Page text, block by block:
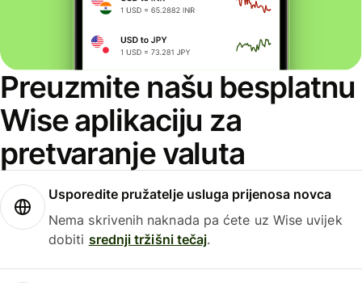
Preuzmite našu besplatnu
Wise aplikaciju za
pretvaranje valuta
Usporedite pružatelje usluga prijenosa novca
Nema skrivenih naknada pa ćete uz Wise uvijek
dobiti srednji tržišni tečaj.